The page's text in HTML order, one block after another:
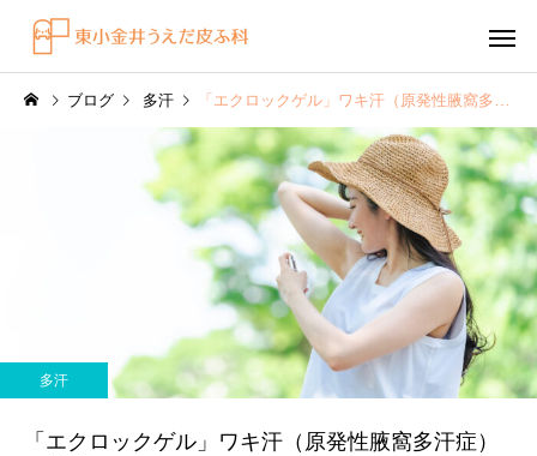
水虫（足白癬）を放置する
べきではない理由
円形脱毛症
円形脱毛症になぜ「光
効くの？
～エキシマライト（紫
ブログ 多汗 「エクロックゲル」ワキ汗（原発性腋窩多汗症）の治療
多汗
「エクロックゲル」ワキ汗（原発性腋窩多汗症）